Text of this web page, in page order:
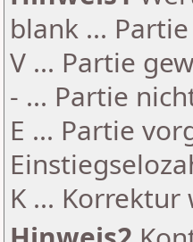
blank ...
V ... Partie
- ... Partie
E ... Partie
K ...